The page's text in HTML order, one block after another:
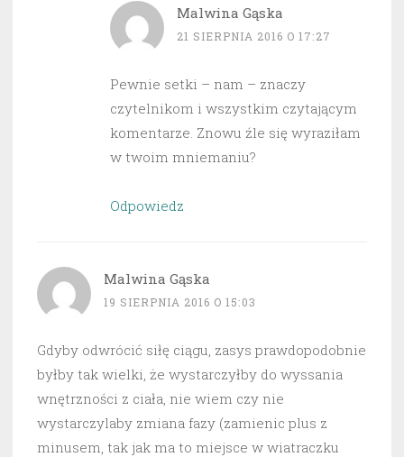
Malwina Gąska
21 SIERPNIA 2016 O 17:27
Pewnie setki – nam – znaczy
czytelnikom i wszystkim czytającym
komentarze. Znowu źle się wyraziłam
w twoim mniemaniu?
Odpowiedz
Malwina Gąska
19 SIERPNIA 2016 O 15:03
Gdyby odwrócić siłę ciągu, zasys prawdopodobnie
byłby tak wielki, że wystarczyłby do wyssania
wnętrzności z ciała, nie wiem czy nie
wystarczylaby zmiana fazy (zamienic plus z
minusem, tak jak ma to miejsce w wiatraczku